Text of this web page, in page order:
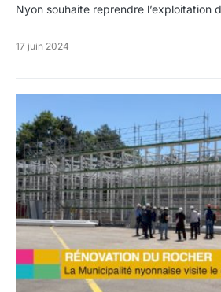
Nyon souhaite reprendre l’exploitation
17 juin 2024